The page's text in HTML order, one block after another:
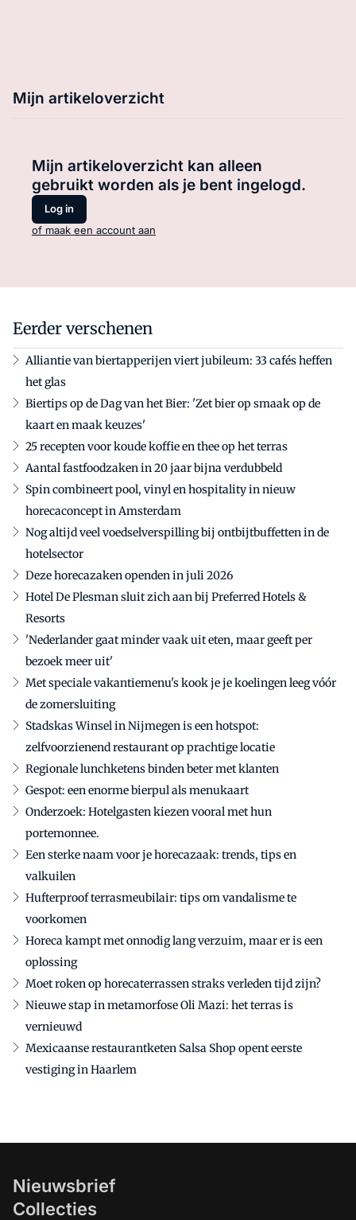
Mijn artikeloverzicht
Mijn artikeloverzicht kan alleen
gebruikt worden als je bent ingelogd.
Log in
of maak een account aan
Eerder verschenen
Alliantie van biertapperijen viert jubileum: 33 cafés heffen
het glas
Biertips op de Dag van het Bier: 'Zet bier op smaak op de
kaart en maak keuzes'
25 recepten voor koude koffie en thee op het terras
Aantal fastfoodzaken in 20 jaar bijna verdubbeld
Spin combineert pool, vinyl en hospitality in nieuw
horecaconcept in Amsterdam
Nog altijd veel voedselverspilling bij ontbijtbuffetten in de
hotelsector
Deze horecazaken openden in juli 2026
Hotel De Plesman sluit zich aan bij Preferred Hotels &
Resorts
'Nederlander gaat minder vaak uit eten, maar geeft per
bezoek meer uit'
Met speciale vakantiemenu's kook je je koelingen leeg vóór
de zomersluiting
Stadskas Winsel in Nijmegen is een hotspot:
zelfvoorzienend restaurant op prachtige locatie
Regionale lunchketens binden beter met klanten
Gespot: een enorme bierpul als menukaart
Onderzoek: Hotelgasten kiezen vooral met hun
portemonnee.
Een sterke naam voor je horecazaak: trends, tips en
valkuilen
Hufterproof terrasmeubilair: tips om vandalisme te
voorkomen
Horeca kampt met onnodig lang verzuim, maar er is een
oplossing
Moet roken op horecaterrassen straks verleden tijd zijn?
Nieuwe stap in metamorfose Oli Mazi: het terras is
vernieuwd
Mexicaanse restaurantketen Salsa Shop opent eerste
vestiging in Haarlem
Nieuwsbrief
Collecties